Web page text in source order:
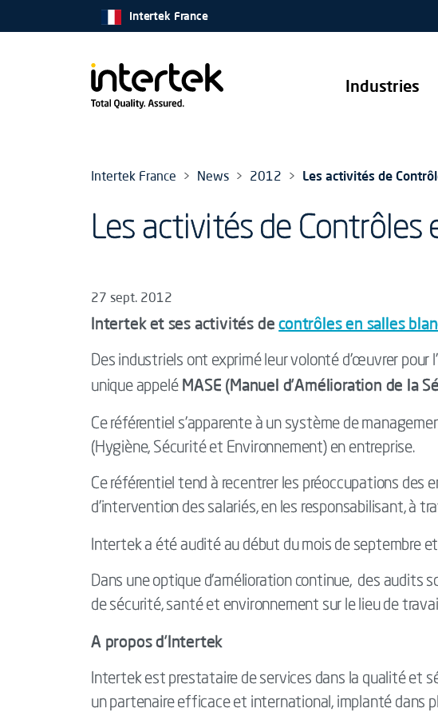
Industries
Intertek France
Intertek France News 2012 Les activités de
Les activités de Contrôles
27 sept. 2012
Intertek et ses activités decontrôles en salles
Des industriels ont exprimé leur volonté d’œuvrer pour
unique appeléMASE (Manuel d’Amélioration de la
Ce référentiel s’apparente à un système de
(Hygiène, Sécurité et Environnement) en entreprise.
Ce référentiel tend à recentrer les préoccupations des
d’intervention des salariés, en les responsabilisant, à
Intertek a été audité au début du mois de septembre
Dans une optique d’amélioration continue, des audits
de sécurité, santé et environnement sur le lieu de
A propos d’Intertek
Intertek est prestataire de services dans la qualité et
un partenaire efficace et international, implanté dans